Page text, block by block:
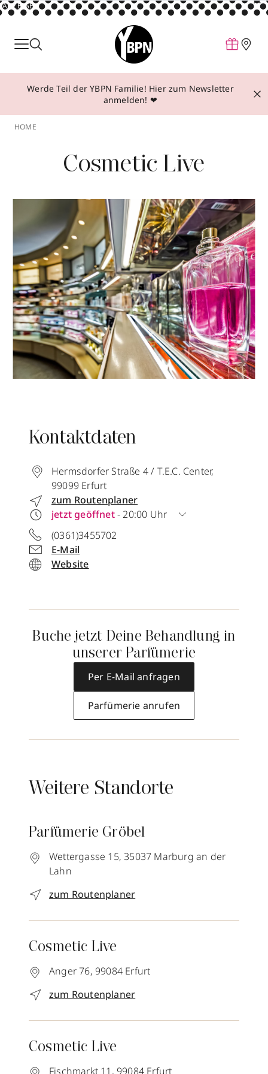
ANZEIGE
Parfum
Make-up
Behandlungen
Über YBPN
Aktionen
Storefinder
Werde Teil der YBPN Familie! Hier zum Newsletter
anmelden! ❤
HOME
Cosmetic Live
Kontaktdaten
Hermsdorfer Straße 4 / T.E.C. Center,
99099 Erfurt
zum Routenplaner
jetzt geöffnet- 20:00 Uhr
(0361)3455702
E-Mail
Website
Buche jetzt Deine Behandlung in
unserer Parfümerie
Per E-Mail anfragen
Parfümerie anrufen
Weitere Standorte
Parfümerie Gröbel
Wettergasse 15, 35037 Marburg an der
Lahn
zum Routenplaner
Cosmetic Live
Anger 76, 99084 Erfurt
zum Routenplaner
Cosmetic Live
Fischmarkt 11, 99084 Erfurt